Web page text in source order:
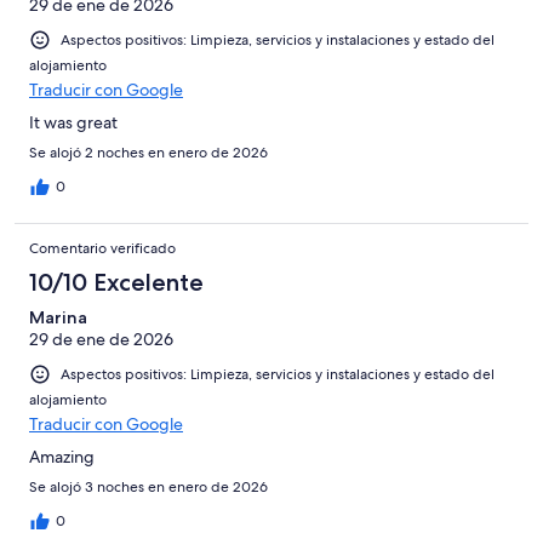
29 de ene de 2026
Aspectos positivos: Limpieza, servicios y instalaciones y estado del
alojamiento
Traducir con Google
It was great
Se alojó 2 noches en enero de 2026
0
Comentario verificado
10/10 Excelente
Marina
29 de ene de 2026
Aspectos positivos: Limpieza, servicios y instalaciones y estado del
alojamiento
Traducir con Google
Amazing
Se alojó 3 noches en enero de 2026
0